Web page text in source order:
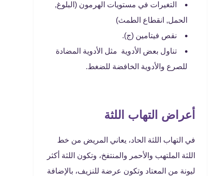
التغيرات في مستويات الهرمون (البلوغ,
الحمل, انقطاع الطمث)
نقص فيتامين (ج).
تناول بعض الأدوية مثل الأدوية المضادة
للصرع والأدوية الخافضة للضغط.
أعراض التهاب اللثة
في التهاب اللثة الحاد، يعاني المريض من خط
اللثة الملتهب والأحمر والمنتفخ، وتكون اللثة أكثر
ليونة من المعتاد وتكون عرضة للنزيف، بالإضافة